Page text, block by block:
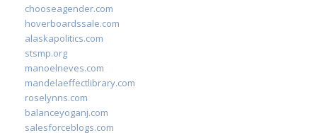
chooseagender.com
hoverboardssale.com
alaskapolitics.com
stsmp.org
manoelneves.com
mandelaeffectlibrary.com
roselynns.com
balanceyoganj.com
salesforceblogs.com